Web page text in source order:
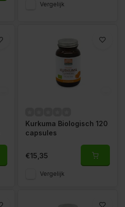
Vergelijk
Kurkuma Biologisch 120
capsules
€15,35
Vergelijk